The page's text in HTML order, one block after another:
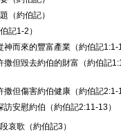
（約伯記）
記1-2）
神而來的豐富產業（約伯記1:1-
撒但毀去約伯的財富（約伯記
撒但傷害約伯健康（約伯記2:1-
訪安慰約伯（約伯記2:11-13）
哀歌（約伯記3）